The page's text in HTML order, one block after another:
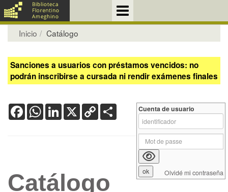
Inicio Catálogo
Sanciones a usuarios con préstamos vencidos: no
podrán inscribirse a cursada ni rendir exámenes finales
FacebookWhatsApp
LinkedIn
X Copy
Link
Catálogo
Cuenta de usuario
Olvidé mi contraseña